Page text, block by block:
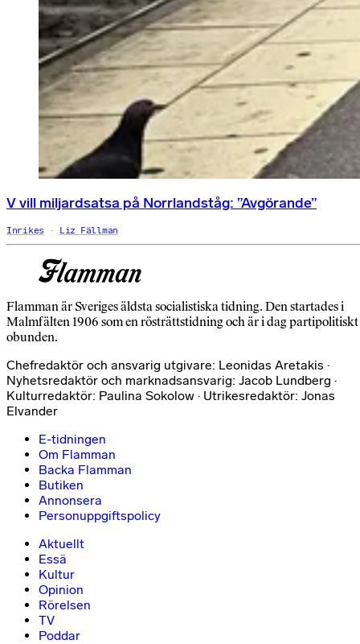
V vill miljardsatsa på Norrlandståg: ”Avgörande”
Inrikes Liz Fällman
Flamman är Sveriges äldsta socialistiska tidning. Den startades i
Malmfälten 1906 som en rösträttstidning och är i dag partipolitiskt
obunden.
Chefredaktör och ansvarig utgivare: Leonidas Aretakis ·
Nyhetsredaktör och marknadsansvarig: Jacob Lundberg ·
Kulturredaktör: Paulina Sokolow · Utrikesredaktör: Jonas
Elvander
E-tidningen
Om Flamman
Backa Flamman
Butiken
Annonsera
Personuppgiftspolicy
Aktuellt
Essä
Kultur
Opinion
Rörelsen
TV
Poddar